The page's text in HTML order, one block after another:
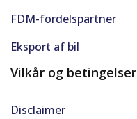
FDM-fordelspartner
Eksport af bil
Vilkår og betingelser
Disclaimer